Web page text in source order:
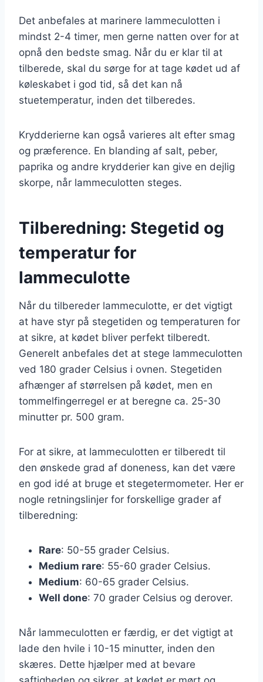
Det anbefales at marinere lammeculotten i
mindst 2-4 timer, men gerne natten over for at
opnå den bedste smag. Når du er klar til at
tilberede, skal du sørge for at tage kødet ud af
køleskabet i god tid, så det kan nå
stuetemperatur, inden det tilberedes.
Krydderierne kan også varieres alt efter smag
og præference. En blanding af salt, peber,
paprika og andre krydderier kan give en dejlig
skorpe, når lammeculotten steges.
Tilberedning: Stegetid og
temperatur for
lammeculotte
Når du tilbereder lammeculotte, er det vigtigt
at have styr på stegetiden og temperaturen for
at sikre, at kødet bliver perfekt tilberedt.
Generelt anbefales det at stege lammeculotten
ved 180 grader Celsius i ovnen. Stegetiden
afhænger af størrelsen på kødet, men en
tommelfingerregel er at beregne ca. 25-30
minutter pr. 500 gram.
For at sikre, at lammeculotten er tilberedt til
den ønskede grad af doneness, kan det være
en god idé at bruge et stegetermometer. Her er
nogle retningslinjer for forskellige grader af
tilberedning:
Rare: 50-55 grader Celsius.
Medium rare: 55-60 grader Celsius.
Medium: 60-65 grader Celsius.
Well done: 70 grader Celsius og derover.
Når lammeculotten er færdig, er det vigtigt at
lade den hvile i 10-15 minutter, inden den
skæres. Dette hjælper med at bevare